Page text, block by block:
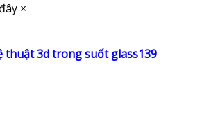
×
thuật 3d trong suốt glass139